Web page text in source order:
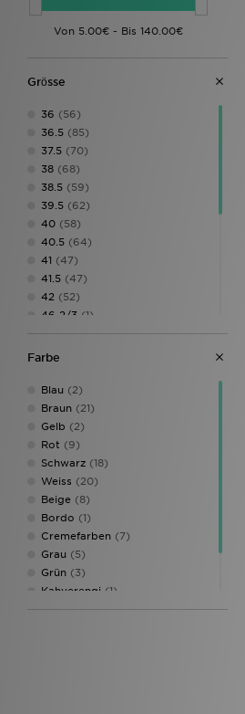
Grӧsse
36 (56)
36.5 (85)
37.5 (70)
38 (68)
38.5 (59)
39.5 (62)
40 (58)
40.5 (64)
41 (47)
41.5 (47)
42 (52)
46 2/3 (1)
42.5(9)
43
44(1)
44.5(1)
45(1)
45.5 (1)
46(1)
47(1)
47.5(1)
Farbe
Blau (2)
Braun (21)
Gelb (2)
Rot (9)
Schwarz (18)
Weiss (20)
Beige (8)
Bordo (1)
Cremefarben (7)
Grau (5)
Grün (3)
Kahverengi (1)
Rosa(6)